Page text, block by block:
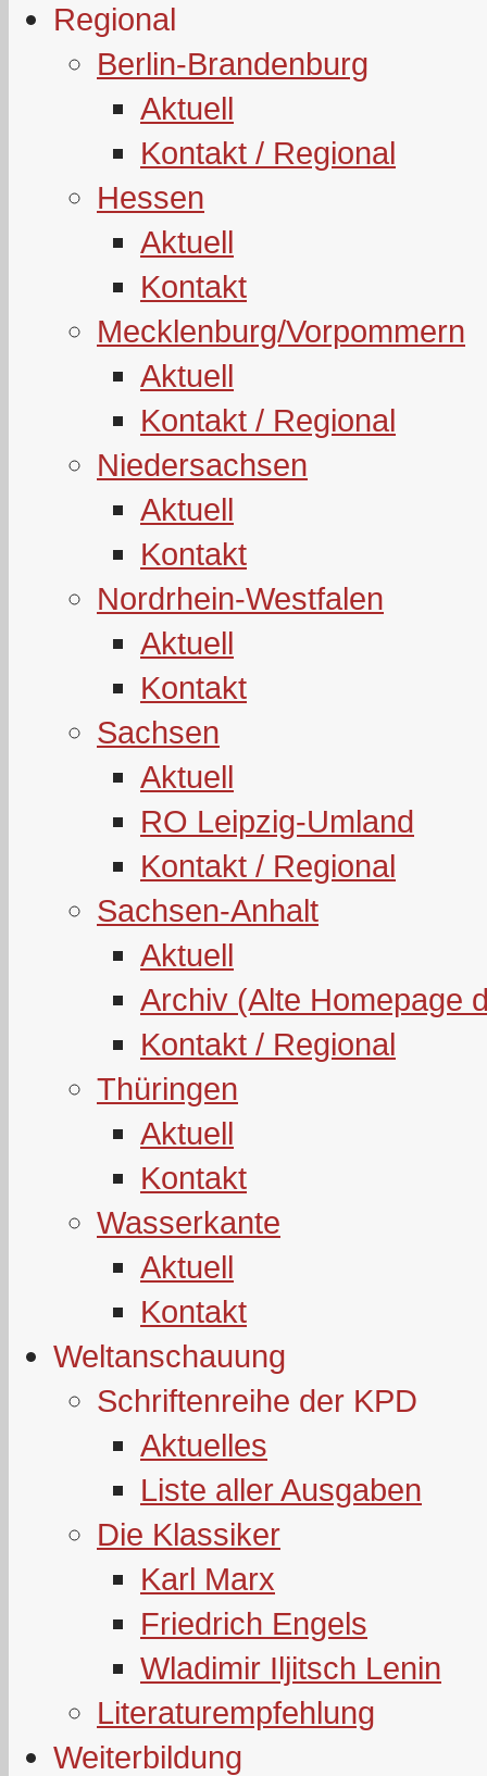
Regional
Berlin-Brandenburg
Aktuell
Kontakt / Regional
Hessen
Aktuell
Kontakt
Mecklenburg/Vorpommern
Aktuell
Kontakt / Regional
Niedersachsen
Aktuell
Kontakt
Nordrhein-Westfalen
Aktuell
Kontakt
Sachsen
Aktuell
RO Leipzig-Umland
Kontakt / Regional
Sachsen-Anhalt
Aktuell
Archiv (Alte Homepage
Kontakt / Regional
Thüringen
Aktuell
Kontakt
Wasserkante
Aktuell
Kontakt
Weltanschauung
Schriftenreihe der KPD
Aktuelles
Liste aller Ausgaben
Die Klassiker
Karl Marx
Friedrich Engels
Wladimir Iljitsch Lenin
Literaturempfehlung
Weiterbildung